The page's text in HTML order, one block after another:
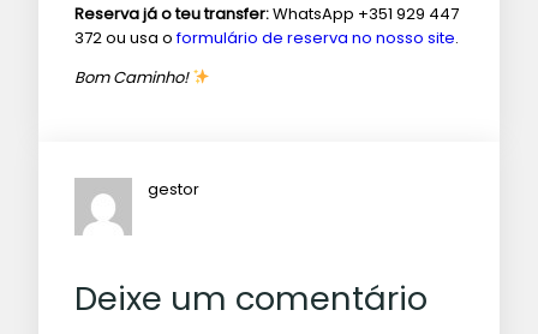
Reserva já o teu transfer:WhatsApp +351 929 447
372 ou usa oformulário de reserva no nosso site.
Bom Caminho!
gestor
Deixe um comentário